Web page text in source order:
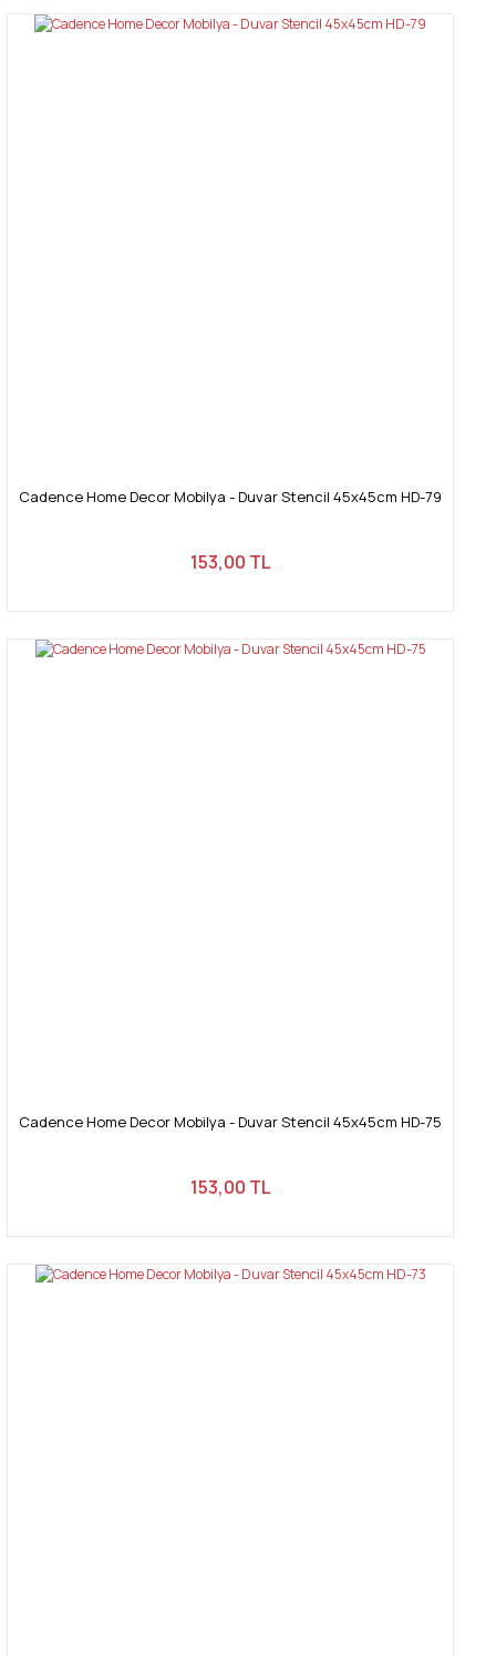
Cadence Home Decor Mobilya - Duvar Stencil 45x45cm HD-79
153,00 TL
Cadence Home Decor Mobilya - Duvar Stencil 45x45cm HD-75
153,00 TL